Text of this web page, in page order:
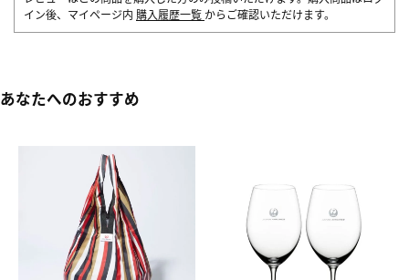
イン後、マイページ内 購入履歴一覧 からご確認いただけます。
あなたへのおすすめ